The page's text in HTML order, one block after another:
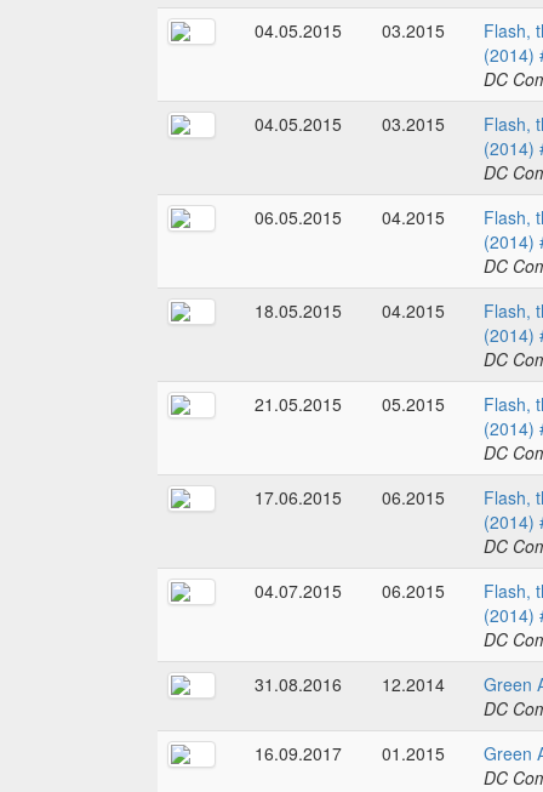
04.05.2015
03.2015
Flash,
(2014)
DC
04.05.2015
03.2015
Flash,
(2014)
DC
06.05.2015
04.2015
Flash,
(2014)
DC
18.05.2015
04.2015
Flash,
(2014)
DC
21.05.2015
05.2015
Flash,
(2014)
DC
17.06.2015
06.2015
Flash,
(2014)
DC
04.07.2015
06.2015
Flash,
(2014)
DC
31.08.2016
12.2014
Green
DC
16.09.2017
01.2015
Green
DC